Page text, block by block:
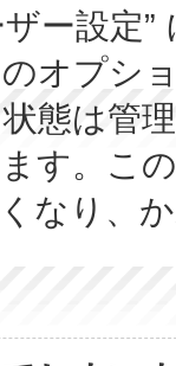
ー設定
オプシ
態は管
す。こ
なり、